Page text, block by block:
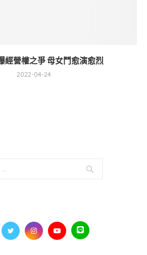
經營權之爭 母女鬥愈演愈烈
2022-04-24